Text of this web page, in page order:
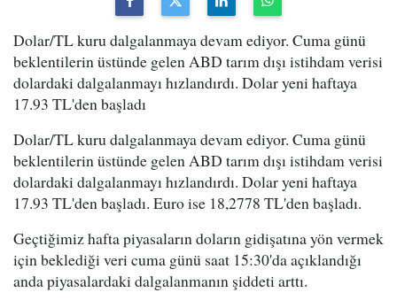
Dolar/TL kuru dalgalanmaya devam ediyor. Cuma günü
beklentilerin üstünde gelen ABD tarım dışı istihdam verisi
dolardaki dalgalanmayı hızlandırdı. Dolar yeni haftaya
17.93 TL'den başladı
Dolar/TL kuru dalgalanmaya devam ediyor. Cuma günü
beklentilerin üstünde gelen ABD tarım dışı istihdam verisi
dolardaki dalgalanmayı hızlandırdı. Dolar yeni haftaya
17.93 TL'den başladı. Euro ise 18,2778 TL'den başladı.
Geçtiğimiz hafta piyasaların doların gidişatına yön vermek
için beklediği veri cuma günü saat 15:30'da açıklandığı
anda piyasalardaki dalgalanmanın şiddeti arttı.